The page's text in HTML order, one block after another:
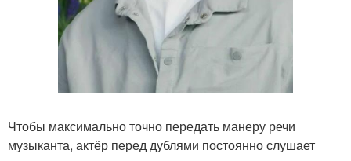
Чтобы максимально точно передать манеру речи
музыканта, актёр перед дублями постоянно слушает